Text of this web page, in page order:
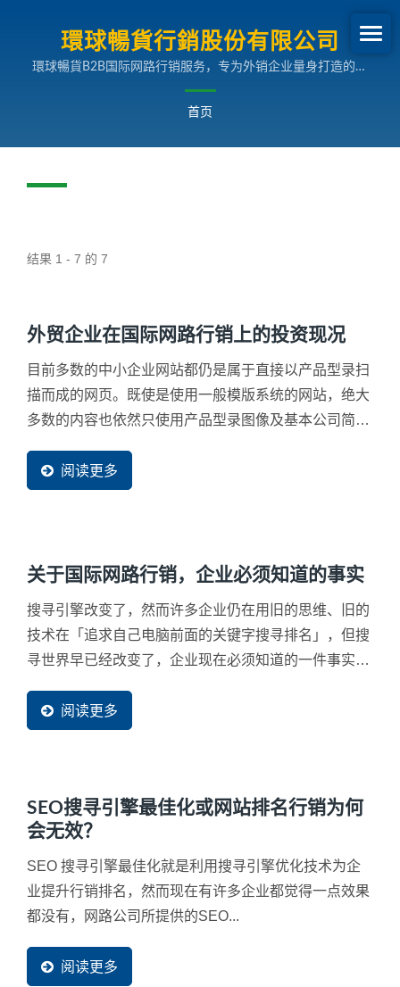
環球暢貨行銷股份有限公司
環球暢貨B2B国际网路行销服务，专为外销企业量身打造的多
首页
结果 1 - 7 的 7
外贸企业在国际网路行销上的投资现况
目前多数的中小企业网站都仍是属于直接以产品型录扫
描而成的网页。既使是使用一般模版系统的网站，绝大
多数的内容也依然只使用产品型录图像及基本公司简介
炸的网路世界中等同于「不存在」，将很难被真正的潜
在买主找到。在许多国际买主的眼中，台湾厂商的资料
阅读更多
关于国际网路行销，企业必须知道的事实
搜寻引擎改变了，然而许多企业仍在用旧的思维、旧的
技术在「追求自己电脑前面的关键字搜寻排名」，但搜
寻世界早已经改变了，企业现在必须知道的一件事实就
不尽相同了」，如果您还不知道这件事，请立即换掉您
的网路服务资讯公司。
阅读更多
SEO搜寻引擎最佳化或网站排名行销为何
会无效？
SEO 搜寻引擎最佳化就是利用搜寻引擎优化技术为企
业提升行销排名，然而现在有许多企业都觉得一点效果
都没有，网路公司所提供的SEO...
阅读更多